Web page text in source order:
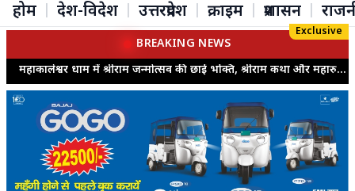
होम देश-विदेश उत्तरप्रदेश क्राइम प्रशासन
BREAKING NEWS
Exclusive
महाकालेश्वर धाम में श्रीराम जन्मोत्सव की छाई भक्ति, श्रीराम कथा और महारुद्राभिषेक में उमड़ी श्रद्धालुओं की भीड़